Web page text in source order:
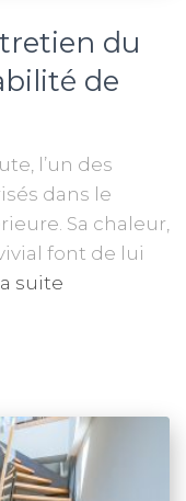
du
de
l’un des
dans le
Sa chaleur,
font de lui
suite